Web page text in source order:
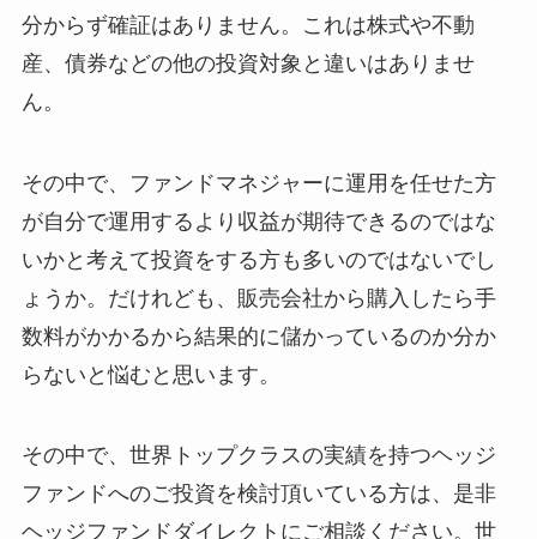
分からず確証はありません。これは株式や不動
産、債券などの他の投資対象と違いはありませ
ん。
その中で、ファンドマネジャーに運用を任せた方
が自分で運用するより収益が期待できるのではな
いかと考えて投資をする方も多いのではないでし
ょうか。だけれども、販売会社から購入したら手
数料がかかるから結果的に儲かっているのか分か
らないと悩むと思います。
その中で、世界トップクラスの実績を持つヘッジ
ファンドへのご投資を検討頂いている方は、是非
ヘッジファンドダイレクトにご相談ください。世